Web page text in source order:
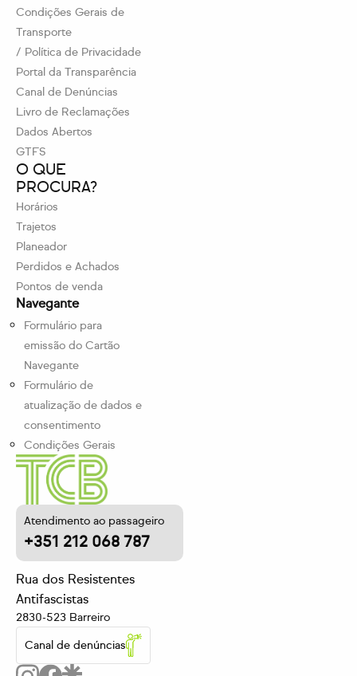
Atendimento ao passageiro
+351 212 068 787
Rua dos Resistentes
Antifascistas
2830-523 Barreiro
Canal de denúncias
O QUE
PROCURA?
Horários
Trajetos
Planeador
Perdidos e Achados
Pontos de venda
Navegante
Formulário para
emissão do Cartão
Navegante
Formulário de
atualização de dados e
consentimento
Condições Gerais
Condições Gerais de
Transporte
/ Política de Privacidade
Portal da Transparência
Canal de Denúncias
Livro de Reclamações
Dados Abertos
GTFS